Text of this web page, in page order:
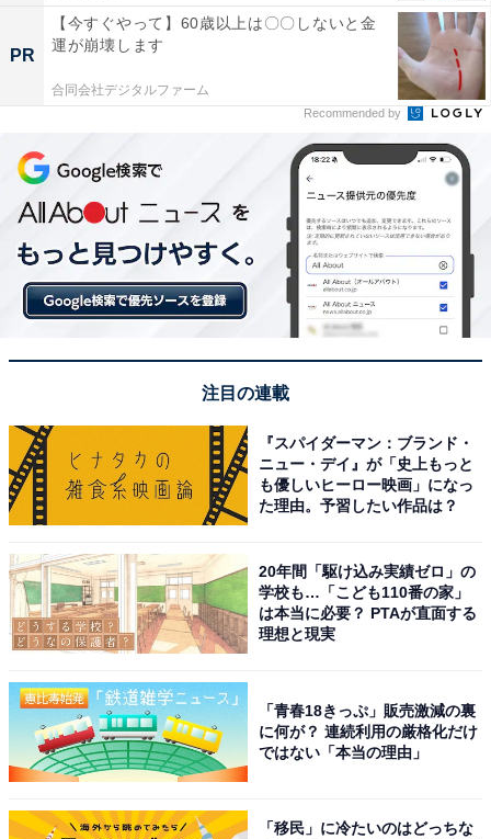
PR
【今すぐやって】60歳以上は〇〇しないと金
運が崩壊します
合同会社デジタルファーム
Recommended by
注目の連載
『スパイダーマン：ブランド・
ニュー・デイ』が「史上もっと
も優しいヒーロー映画」になっ
た理由。予習したい作品は？
20年間「駆け込み実績ゼロ」の
学校も…「こども110番の家」
は本当に必要？ PTAが直面する
理想と現実
「青春18きっぷ」販売激減の裏
に何が？ 連続利用の厳格化だけ
ではない「本当の理由」
「移民」に冷たいのはどっちな